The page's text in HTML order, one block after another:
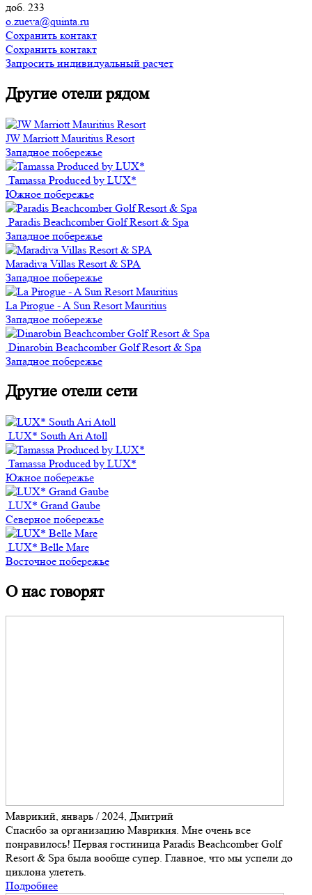
доб. 233
o.zueva@quinta.ru
Сохранить контакт
Сохранить контакт
Запросить индивидуальный расчет
Другие отели рядом
JW Marriott Mauritius Resort
Западное побережье
Tamassa Produced by LUX*
Южное побережье
Paradis Beachcomber Golf Resort & Spa
Западное побережье
Maradiva Villas Resort & SPA
Западное побережье
La Pirogue - A Sun Resort Mauritius
Западное побережье
Dinarobin Beachcomber Golf Resort & Spa
Западное побережье
Другие отели сети
LUX* South Ari Atoll
Tamassa Produced by LUX*
Южное побережье
LUX* Grand Gaube
Северное побережье
LUX* Belle Mare
Восточное побережье
О нас говорят
Маврикий, январь / 2024, Дмитрий
Спасибо за организацию Маврикия. Мне очень все
понравилось! Первая гостиница Paradis Beachcomber Golf
Resort & Spa была вообще супер. Главное, что мы успели до
циклона улететь.
Подробнее